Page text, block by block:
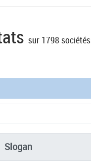
sur 1798 sociétés
Slogan